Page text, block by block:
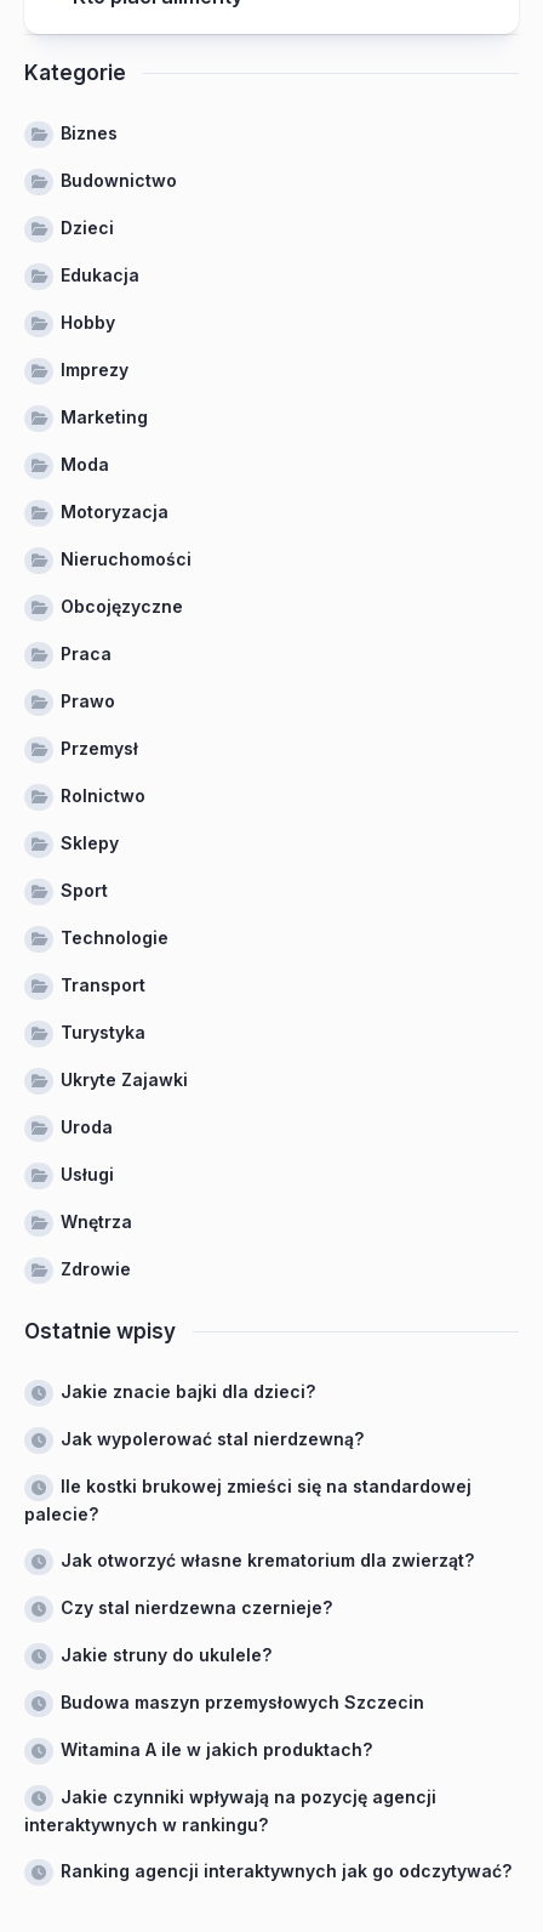
Kategorie
Biznes
Budownictwo
Dzieci
Edukacja
Hobby
Imprezy
Marketing
Moda
Motoryzacja
Nieruchomości
Obcojęzyczne
Praca
Prawo
Przemysł
Rolnictwo
Sklepy
Sport
Technologie
Transport
Turystyka
Ukryte Zajawki
Uroda
Usługi
Wnętrza
Zdrowie
Ostatnie wpisy
Jakie znacie bajki dla dzieci?
Jak wypolerować stal nierdzewną?
Ile kostki brukowej zmieści się na standardowej
palecie?
Jak otworzyć własne krematorium dla zwierząt?
Czy stal nierdzewna czernieje?
Jakie struny do ukulele?
Budowa maszyn przemysłowych Szczecin
Witamina A ile w jakich produktach?
Jakie czynniki wpływają na pozycję agencji
interaktywnych w rankingu?
Ranking agencji interaktywnych jak go odczytywać?